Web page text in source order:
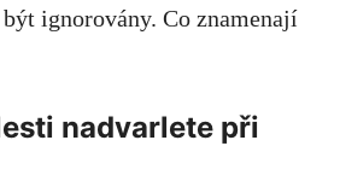
ignorovány. Co znamenají
nadvarlete při